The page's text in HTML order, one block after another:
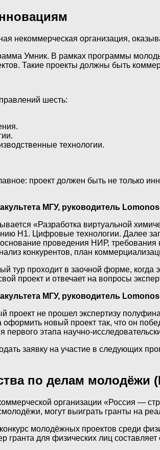
некоммерческая организация,
Умник. В рамках программы
Такие проекты должны быть
шесть:
технологии.
проект должен быть не только
МГУ, руководитель
«Разработка виртуальной
Н1. Цифровые технологии. Далее
проведения НИР,
конкурентов, план
тур проходит в заочной форме, когда
проект и отвечает на вопросы
МГУ, руководитель
не прошел экспертизу
новый проект так, что он
первого этапа научно-
заявку на участие в следующих
по делам молодёжи
организации «Россия —
могут выиграть гранты на
молодёжных проектов среди
для физических лиц составляет